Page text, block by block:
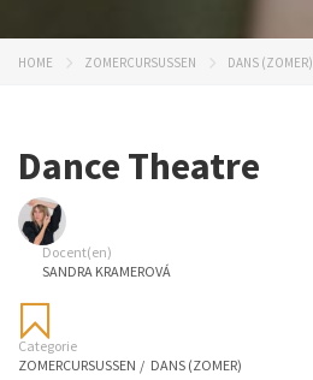
HOME ZOMERCURSUSSEN DANS (ZOMER)
Dance Theatre
Docent(en)
SANDRA KRAMEROVÁ
Categorie
ZOMERCURSUSSEN / DANS (ZOMER)